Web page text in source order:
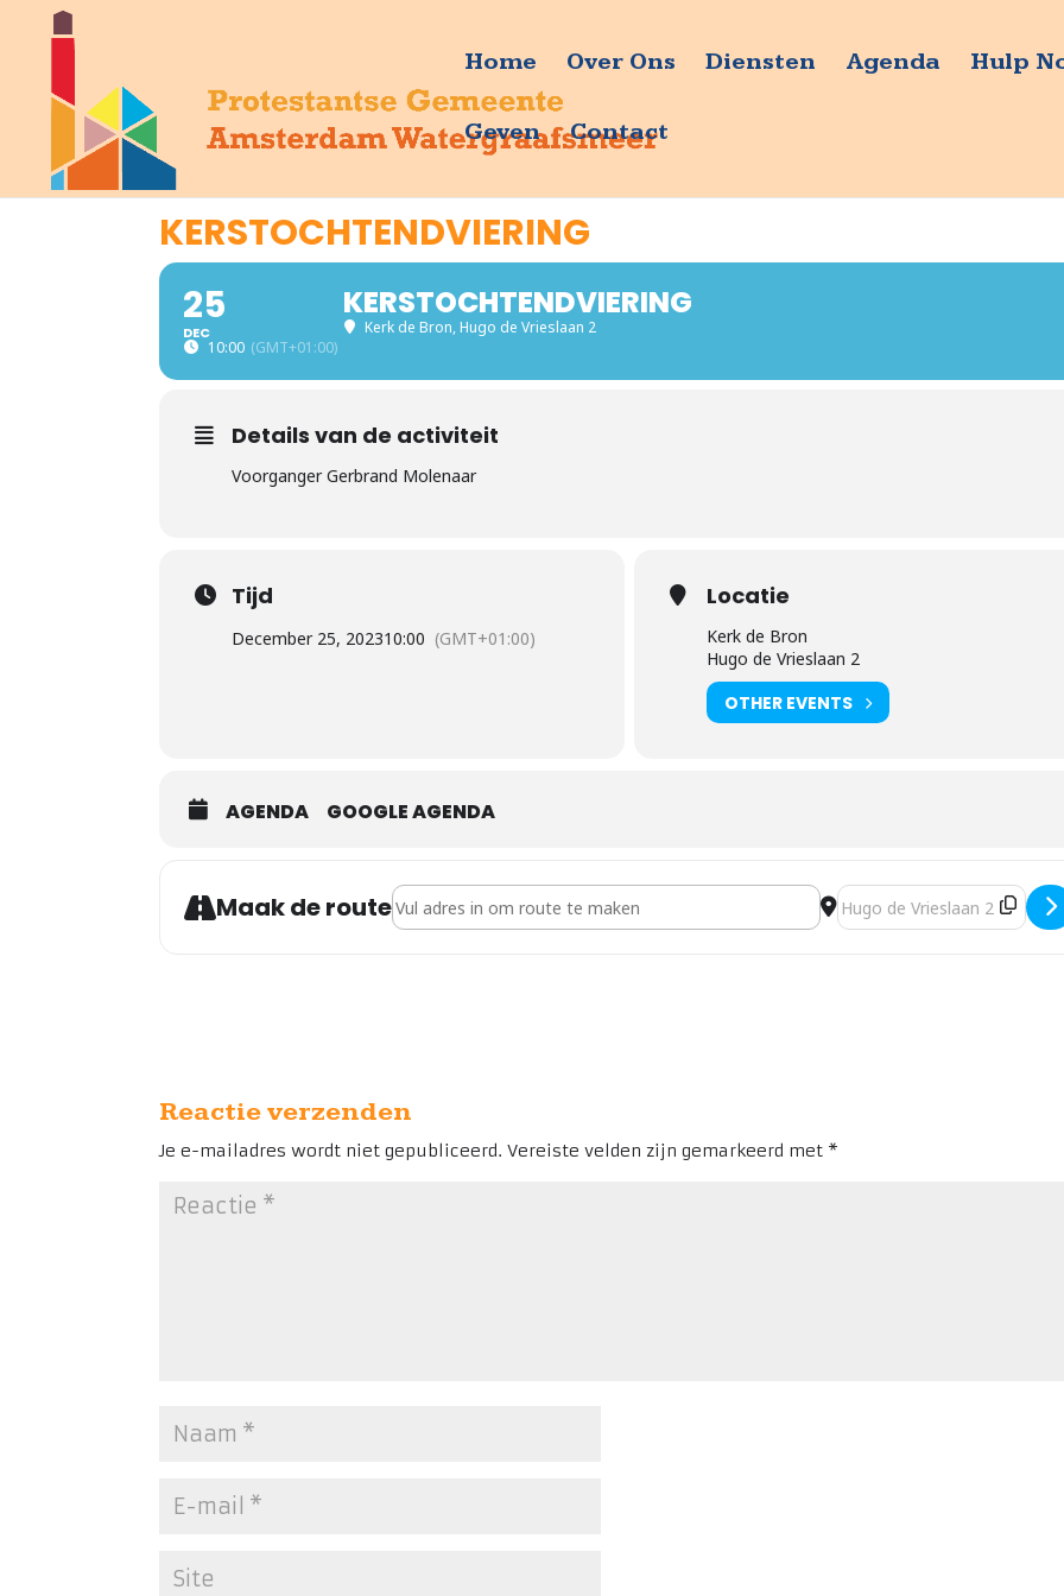
Home Over Ons Diensten Agenda Hulp
Geven Contact
KERSTOCHTENDVIERING
25
DEC
10:00 (GMT+01:00)
KERSTOCHTENDVIERING
Kerk de Bron, Hugo de Vrieslaan 2
Details van de activiteit
Voorganger Gerbrand Molenaar
Tijd
December 25, 202310:00 (GMT+01:00)
Locatie
Kerk de Bron
Hugo de Vrieslaan 2
OTHER EVENTS
AGENDA GOOGLE AGENDA
Maak de routeAddress - Kerstochtendviering [elcCcp5PQ] Destination Address -
Reactie verzenden
Je e-mailadres wordt niet gepubliceerd. Vereiste velden zijn gemarkeerd met *